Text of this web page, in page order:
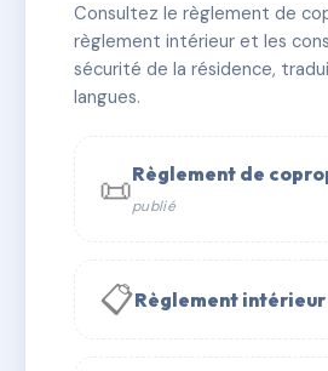
✓ Immatriculée 🏠 38 lots
📞 Contacter Syndic Digital
Consultez le règlement de
règlement intérieur et les
sécurité de la résidence,
langues.
📜Règlement de
publié
📋Règlement intérieur